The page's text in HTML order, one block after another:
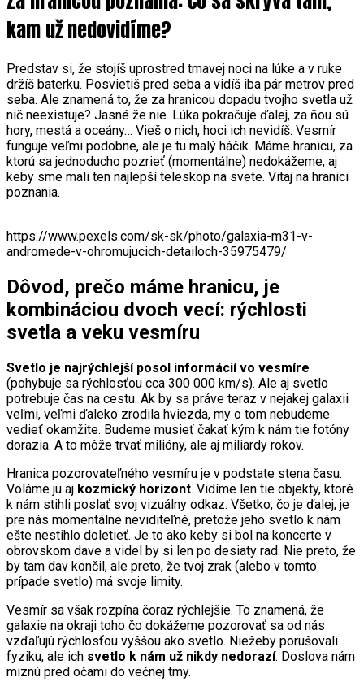
kam už nedovidíme?
Predstav si, že stojíš uprostred tmavej noci na lúke a v ruke
držíš baterku. Posvietiš pred seba a vidíš iba pár metrov pred
seba. Ale znamená to, že za hranicou dopadu tvojho svetla už
nič neexistuje? Jasné že nie. Lúka pokračuje ďalej, za ňou sú
hory, mestá a oceány… Vieš o nich, hoci ich nevidíš. Vesmír
funguje veľmi podobne, ale je tu malý háčik. Máme hranicu, za
ktorú sa jednoducho pozrieť (momentálne) nedokážeme, aj
keby sme mali ten najlepší teleskop na svete. Vitaj na hranici
poznania.
https://www.pexels.com/sk-sk/photo/galaxia-m31-v-
andromede-v-ohromujucich-detailoch-35975479/
Dôvod, prečo máme hranicu, je
kombináciou dvoch vecí: rýchlosti
svetla a veku vesmíru
Svetlo je najrýchlejší posol informácií vo vesmíre
(pohybuje sa rýchlosťou cca 300 000 km/s). Ale aj svetlo
potrebuje čas na cestu. Ak by sa práve teraz v nejakej galaxii
veľmi, veľmi ďaleko zrodila hviezda, my o tom nebudeme
vedieť okamžite. Budeme musieť čakať kým k nám tie fotóny
dorazia. A to môže trvať milióny, ale aj miliardy rokov.
Hranica pozorovateľného vesmíru je v podstate stena času.
Voláme ju aj kozmický horizont. Vidíme len tie objekty, ktoré
k nám stihli poslať svoj vizuálny odkaz. Všetko, čo je ďalej, je
pre nás momentálne neviditeľné, pretože jeho svetlo k nám
ešte nestihlo doletieť. Je to ako keby si bol na koncerte v
obrovskom dave a videl by si len po desiaty rad. Nie preto, že
by tam dav končil, ale preto, že tvoj zrak (alebo v tomto
prípade svetlo) má svoje limity.
Vesmír sa však rozpína čoraz rýchlejšie. To znamená, že
galaxie na okraji toho čo dokážeme pozorovať sa od nás
vzďaľujú rýchlosťou vyššou ako svetlo. Niežeby porušovali
fyziku, ale ich svetlo k nám už nikdy nedorazí. Doslova nám
miznú pred očami do večnej tmy.